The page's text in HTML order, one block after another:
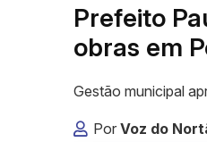
Prefeito
obras em
Gestão municipal
Por Voz do